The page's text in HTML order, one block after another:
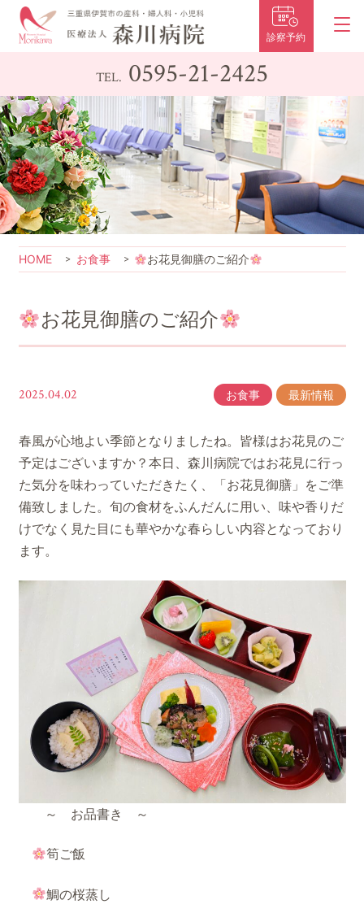
診察予約
TEL. 0595-21-2425
HOME お食事 お花見御膳のご紹介
お花見御膳のご紹介
2025.04.02 お食事 最新情報
春風が心地よい季節となりましたね。皆様はお花見のご
予定はございますか？本日、森川病院ではお花見に行っ
た気分を味わっていただきたく、「お花見御膳」をご準
備致しました。旬の食材をふんだんに用い、味や香りだ
けでなく見た目にも華やかな春らしい内容となっており
ます。
～ お品書き ～
筍ご飯
鯛の桜蒸し